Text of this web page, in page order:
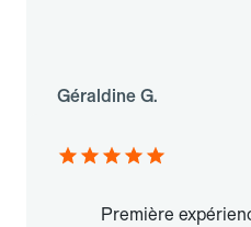
Géraldine G.
Première